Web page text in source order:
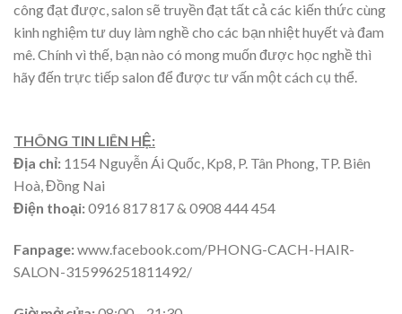
công đạt được, salon sẽ truyền đạt tất cả các kiến thức cùng
kinh nghiệm tư duy làm nghề cho các bạn nhiệt huyết và đam
mê. Chính vì thế, bạn nào có mong muốn được học nghề thì
hãy đến trực tiếp salon để được tư vấn một cách cụ thể.
THÔNG TIN LIÊN HỆ:
Địa chỉ: 1154 Nguyễn Ái Quốc, Kp8, P. Tân Phong, TP. Biên
Hoà, Đồng Nai
Điện thoại:0916 817 817 & 0908 444 454
Fanpage:www.facebook.com/PHONG-CACH-HAIR-
SALON-315996251811492/